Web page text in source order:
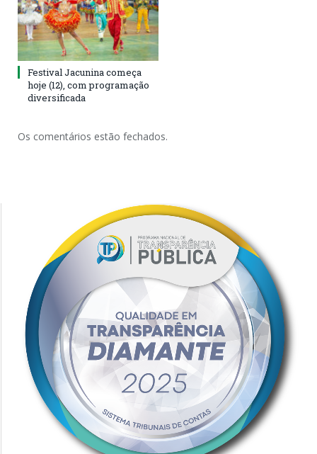
Festival Jacunina começa
hoje (12), com programação
diversificada
Os comentários estão fechados.